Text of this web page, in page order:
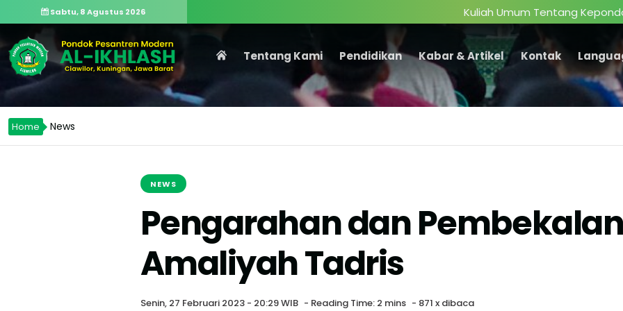
Tentang Kami Pendidikan Kabar & Artikel Kontak
Kuliah Umum Tentang
Sabtu, 8 Agustus 2026
Home News
NEWS
Pengarahan dan
Amaliyah Tadris
Senin, 27 Februari 2023 - 20:29 WIB - Reading Time: 2 mins - 871 x dibaca